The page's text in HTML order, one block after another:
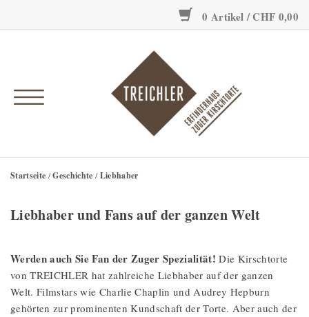
0 Artikel / CHF 0,00
Einzigartig
Liebhaber und Fans auf der ganzen Welt
Startseite /Geschichte /Liebhaber
Werden auch Sie Fan der Zuger Spezialität! Die Kirschtorte
von TREICHLER hat zahlreiche Liebhaber auf der ganzen
Welt. Filmstars wie Charlie Chaplin und Audrey Hepburn
gehörten zur prominenten Kundschaft der Torte. Aber auch der